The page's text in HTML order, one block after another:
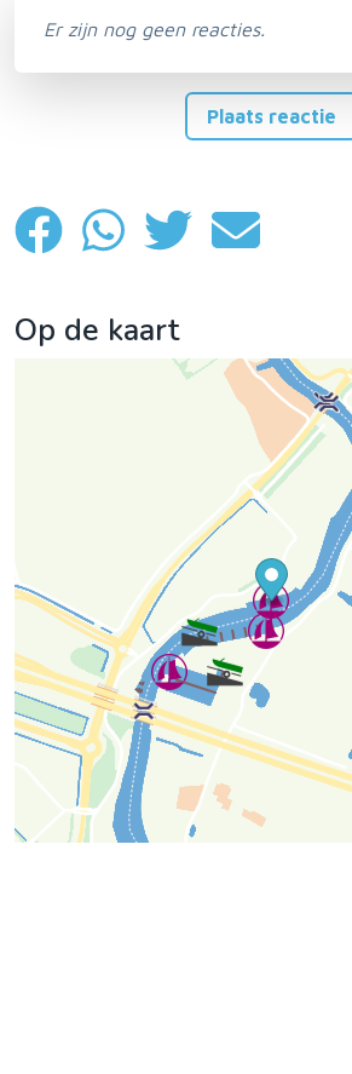
Er zijn nog geen reacties.
Plaats reactie
Op de kaart